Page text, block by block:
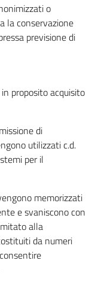
o
la conservazione
previsione di
proposito acquisito
di
utilizzati c.d.
per il
memorizzati
e svaniscono con
alla
da numeri